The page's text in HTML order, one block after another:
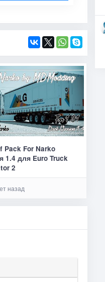
Pack For Narko
1.4 для Euro Truck
2
назад